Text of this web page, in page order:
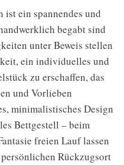
ist ein spannendes und
begabt sind
unter Beweis stellen
ein individuelles und
zu erschaffen, das
und Vorlieben
minimalistisches Design
Bettgestell – beim
freien Lauf lassen
Rückzugsort